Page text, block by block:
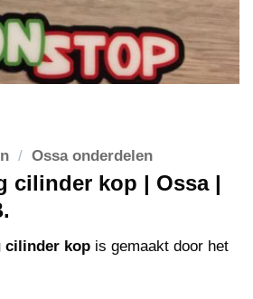
/ Ossa onderdelen
cilinder kop | Ossa |
cilinder kop is gemaakt door het